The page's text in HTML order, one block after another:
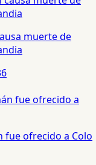
muerte de
fue ofrecido a Colo